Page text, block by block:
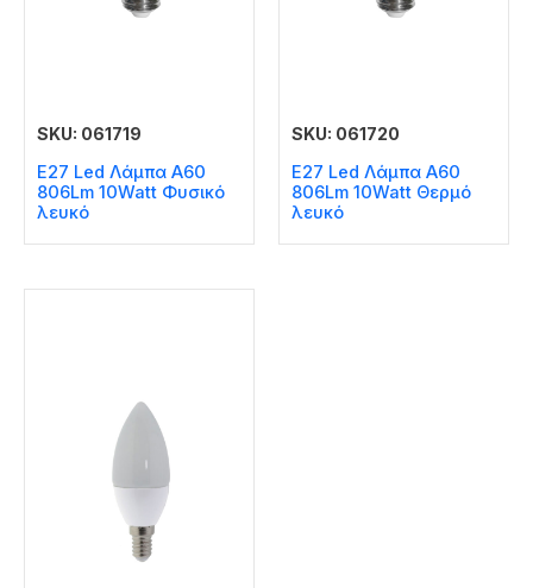
SKU: 061719
E27 Led Λάμπα A60
806Lm 10Watt Φυσικό
λευκό
SKU: 061720
E27 Led Λάμπα A60
806Lm 10Watt Θερμό
λευκό